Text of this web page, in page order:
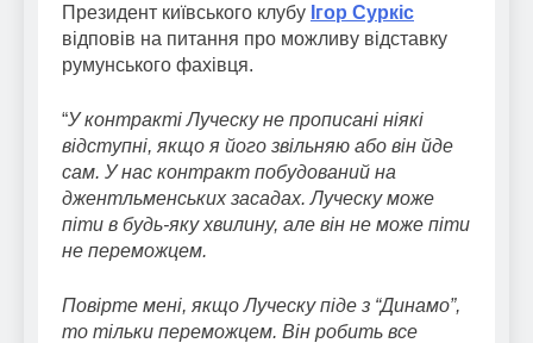
Президент київського клубу Ігор Суркіс
відповів на питання про можливу відставку
румунського фахівця.
“У контракті Луческу не прописані ніякі
відступні, якщо я його звільняю або він йде
сам. У нас контракт побудований на
джентльменських засадах. Луческу може
піти в будь-яку хвилину, але він не може піти
не переможцем.
Повірте мені, якщо Луческу піде з “Динамо”,
то тільки переможцем. Він робить все